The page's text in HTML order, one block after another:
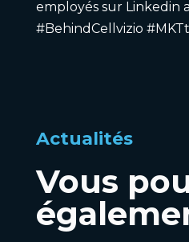
employés surLinkedin
#BehindCellvizio
Actualités
Vous
Actualités